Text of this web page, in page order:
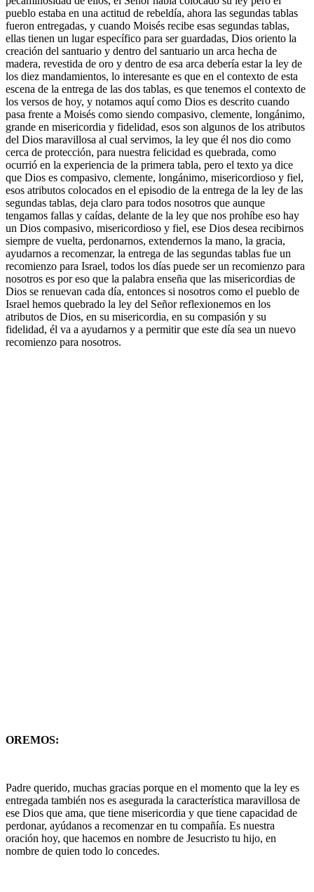
pueblo estaba en una actitud de rebeldía, ahora las segundas tablas
fueron entregadas, y cuando Moisés recibe esas segundas tablas,
ellas tienen un lugar específico para ser guardadas, Dios oriento la
creación del santuario y dentro del santuario un arca hecha de
madera, revestida de oro y dentro de esa arca debería estar la ley de
los diez mandamientos, lo interesante es que en el contexto de esta
escena de la entrega de las dos tablas, es que tenemos el contexto de
los versos de hoy, y notamos aquí como Dios es descrito cuando
pasa frente a Moisés como siendo compasivo, clemente, longánimo,
grande en misericordia y fidelidad, esos son algunos de los atributos
del Dios maravillosa al cual servimos, la ley que él nos dio como
cerca de protección, para nuestra felicidad es quebrada, como
ocurrió en la experiencia de la primera tabla, pero el texto ya dice
que Dios es compasivo, clemente, longánimo, misericordioso y fiel,
esos atributos colocados en el episodio de la entrega de la ley de las
segundas tablas, deja claro para todos nosotros que aunque
tengamos fallas y caídas, delante de la ley que nos prohíbe eso hay
un Dios compasivo, misericordioso y fiel, ese Dios desea recibirnos
siempre de vuelta, perdonarnos, extendernos la mano, la gracia,
ayudarnos a recomenzar, la entrega de las segundas tablas fue un
recomienzo para Israel, todos los días puede ser un recomienzo para
nosotros es por eso que la palabra enseña que las misericordias de
Dios se renuevan cada día, entonces si nosotros como el pueblo de
Israel hemos quebrado la ley del Señor reflexionemos en los
atributos de Dios, en su misericordia, en su compasión y su
fidelidad, él va a ayudarnos y a permitir que este día sea un nuevo
recomienzo para nosotros.
OREMOS:
Padre querido, muchas gracias porque en el momento que la ley es
entregada también nos es asegurada la característica maravillosa de
ese Dios que ama, que tiene misericordia y que tiene capacidad de
perdonar, ayúdanos a recomenzar en tu compañía. Es nuestra
oración hoy, que hacemos en nombre de Jesucristo tu hijo, en
nombre de quien todo lo concedes.